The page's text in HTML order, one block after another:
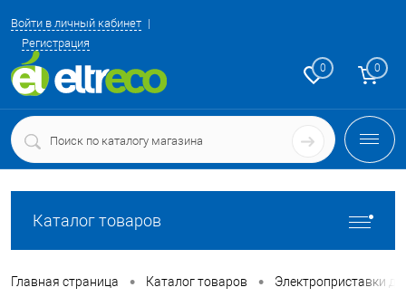
Войти в личный кабинет
Регистрация
0 0
Каталог товаров
Главная страница • Каталог товаров • Электроприставки